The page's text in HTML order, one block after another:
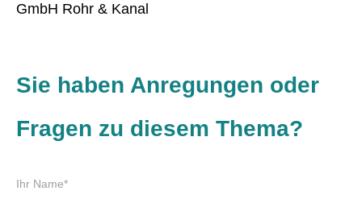
GmbH Rohr & Kanal
Sie haben Anregungen oder
Fragen zu diesem Thema?
P
Ihr Name*